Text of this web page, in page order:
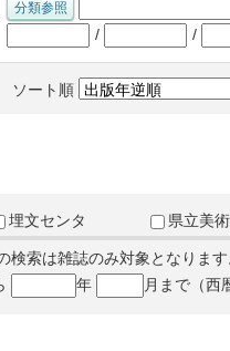
/ /
ソート順
埋文センタ
県立美
検索は雑誌のみ対象となります
年 月まで（西